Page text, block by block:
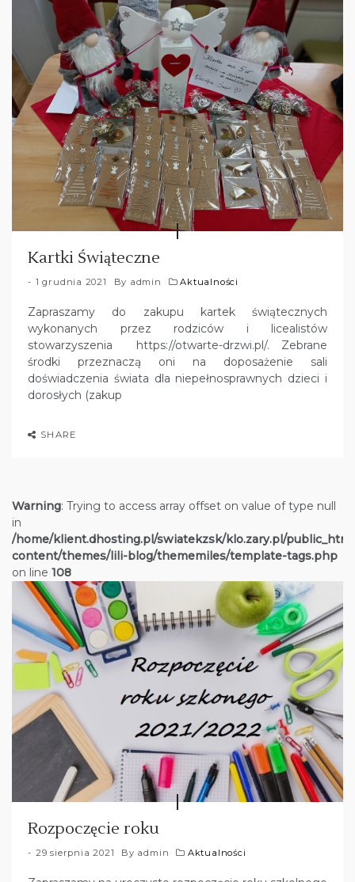
Kartki Świąteczne
1 grudnia 2021 By admin Aktualności
Zapraszamy do zakupu kartek świątecznych
wykonanych przez rodziców i licealistów
stowarzyszenia https://otwarte-drzwi.pl/. Zebrane
środki przeznaczą oni na doposażenie sali
doświadczenia świata dla niepełnosprawnych dzieci i
dorosłych (zakup
SHARE
Warning: Trying to access array offset on value of type null
in
/home/klient.dhosting.pl/swiatekzsk/klo.zary.pl/
content/themes/lili-blog/thememiles/template-tags.php
on line 108
Rozpoczęcie roku
29 sierpnia 2021 By admin Aktualności